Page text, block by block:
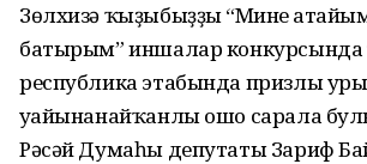
Зөлхизә ҡыҙыбыҙҙың “Минең
батырым” иншалар
республика этабында призлы
уңайынанайҡанлы ошо сарала
Рәсәй Думаһы депутаты Зариф